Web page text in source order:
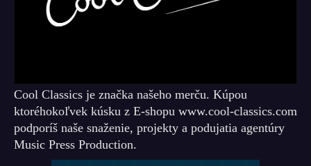
Cool Classics je značka našeho merču. Kúpou
ktoréhokoľvek kúsku z E-shopu www.cool-classics.com
podporíš naše snaženie, projekty a podujatia agentúry
Music Press Production.